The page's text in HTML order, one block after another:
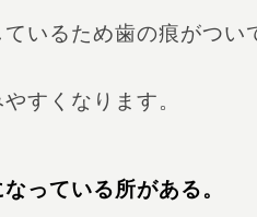
いるため歯の痕がつい
すくなります。
っている所がある。